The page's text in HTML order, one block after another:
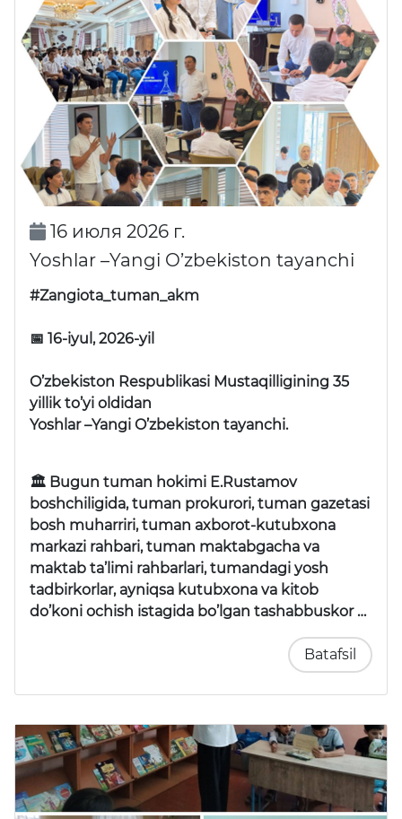
16 июля 2026 г.
Yoshlar –Yangi O’zbekiston tayanchi
#Zangiota_tuman_akm
📅 16-iyul, 2026-yil
O’zbekiston Respublikasi Mustaqilligining 35
yillik to’yi oldidan
Yoshlar –Yangi O’zbekiston tayanchi.
🏛 Bugun tuman hokimi E.Rustamov
boshchiligida, tuman prokurori, tuman gazetasi
bosh muharriri, tuman axborot-kutubxona
markazi rahbari, tuman maktabgacha va
maktab ta’limi rahbarlari, tumandagi yosh
tadbirkorlar, ayniqsa kutubxona va kitob
do’koni ochish istagida bo’lgan tashabbuskor …
Batafsil